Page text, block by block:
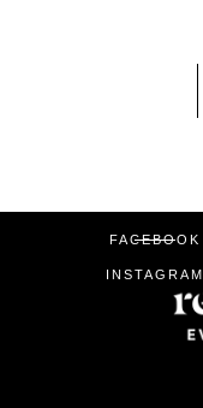
FACEBOOK
INSTAGRAM